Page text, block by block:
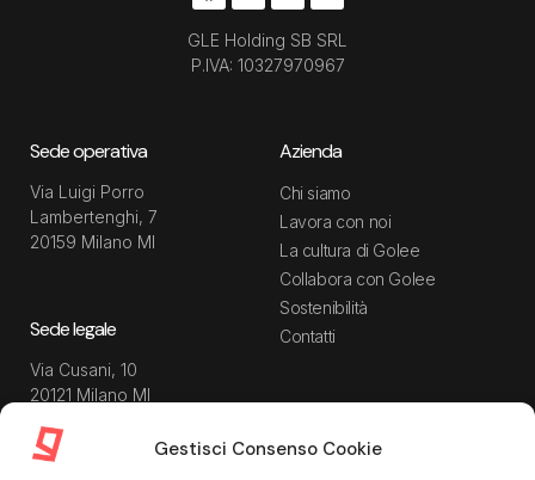
Gestisci Consenso Cookie
GLE Holding SB SRL
P.IVA: 10327970967
Sede operativa
Via Luigi Porro
Lambertenghi, 7
20159 Milano MI
Sede legale
Via Cusani, 10
20121 Milano MI
Azienda
Chi siamo
Lavora con noi
La cultura di Golee
Collabora con Golee
Sostenibilità
Contatti